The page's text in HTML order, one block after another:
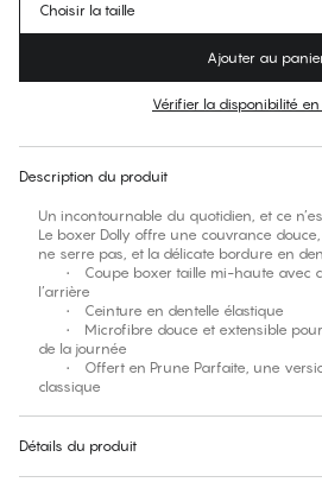
Pas de taille suggérée pour cet article
Choisir la taille
Ajouter au
Vérifier la disponibilité
Description du produit
Un incontournable du quotidien, et ce
Le boxer Dolly offre une couvrance
ne serre pas, et la délicate bordure en
• Coupe boxer taille mi-haute avec
l’arrière
• Ceinture en dentelle élastique
• Microfibre douce et extensible pour
de la journée
• Offert en Prune Parfaite, une
classique
Détails du produit